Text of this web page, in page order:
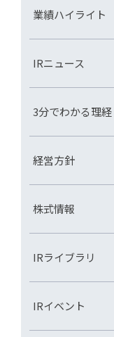
業績ハイライト
IRニュース
3分でわかる理経
経営方針
株式情報
IRライブラリ
IRイベント